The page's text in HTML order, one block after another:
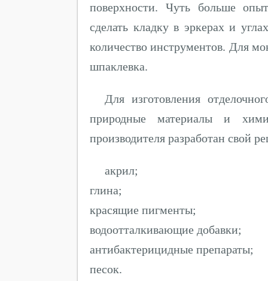
поверхности. Чуть больше
сделать кладку в эркерах и
количество инструментов. Для
шпаклевка.
Для изготовления
природные материалы и
производителя разработан свой
акрил;
глина;
красящие пигменты;
водоотталкивающие добавки;
антибактерицидные препараты;
песок.